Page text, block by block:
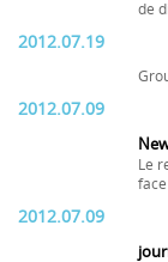
de
2012.07.19
2012.07.09
Le
2012.07.09